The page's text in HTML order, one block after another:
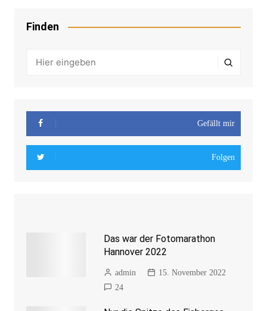
Finden
Gefällt mir
Folgen
Das war der Fotomarathon
Hannover 2022
admin
15. November 2022
24